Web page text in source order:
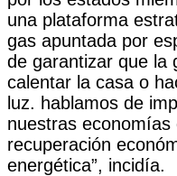
una plataforma
gas apuntada por
de garantizar que la
calentar la casa o
luz. hablamos de
nuestras
recuperación
energética”, incidía.